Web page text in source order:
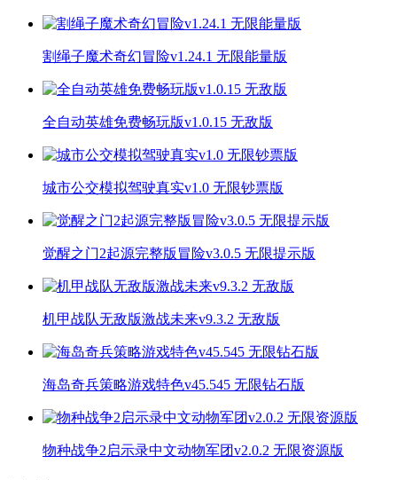
割绳子魔术奇幻冒险v1.24.1 无限能量版
全自动英雄免费畅玩版v1.0.15 无敌版
城市公交模拟驾驶真实v1.0 无限钞票版
觉醒之门2起源完整版冒险v3.0.5 无限提示版
机甲战队无敌版激战未来v9.3.2 无敌版
海岛奇兵策略游戏特色v45.545 无限钻石版
物种战争2启示录中文动物军团v2.0.2 无限资源版